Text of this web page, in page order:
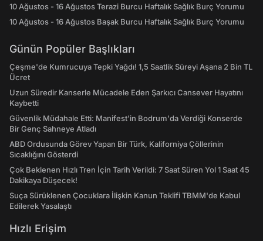
10 Ağustos - 16 Ağustos Terazi Burcu Haftalık Sağlık Burç Yorumu
10 Ağustos - 16 Ağustos Başak Burcu Haftalık Sağlık Burç Yorumu
Günün Popüler Başlıkları
Çeşme'de Kumrucuya Tepki Yağdı! 1,5 Saatlik Süreyi Aşana 2 Bin TL
Ücret
Uzun Süredir Kanserle Mücadele Eden Şarkıcı Cansever Hayatını
Kaybetti
Güvenlik Müdahale Etti: Manifest'in Bodrum'da Verdiği Konserde
Bir Genç Sahneye Atladı
ABD Ordusunda Görev Yapan Bir Türk, Kaliforniya Çöllerinin
Sıcaklığını Gösterdi
Çok Beklenen Hızlı Tren İçin Tarih Verildi: 7 Saat Süren Yol 1 Saat 45
Dakikaya Düşecek!
Suça Sürüklenen Çocuklara İlişkin Kanun Teklifi TBMM'de Kabul
Edilerek Yasalaştı
Hızlı Erişim